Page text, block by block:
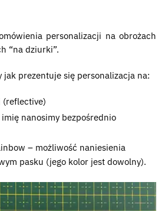
personalizacji na obrożach
“na dziurki”.
jak prezentuje się personalizacja na:
(reflective)
nanosimy bezpośrednio
– możliwość naniesienia
pasku (jego kolor jest dowolny).